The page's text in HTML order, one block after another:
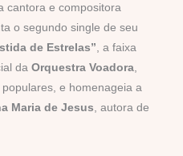
a cantora e compositora
o segundo single de seu
de Estrelas” , a faixa
da Orquestra Voadora
e homenageia a
Maria de Jesus , autora de